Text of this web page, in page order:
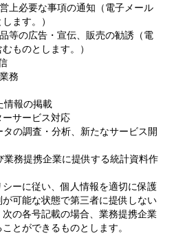
上必要な事項の通知（電子メール
ます。）
等の広告・宣伝、販売の勧誘（電
ものとします。）
務
情報の掲載
サービス対応
の調査・分析、新たなサービス開
務提携企業に提供する統計資料作
ーに従い、個人情報を適切に保護
可能な状態で第三者に提供しない
の各号記載の場合、業務提携企業
とができるものとします。